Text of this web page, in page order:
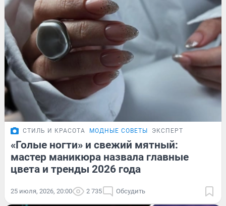
СТИЛЬ И КРАСОТА МОДНЫЕ СОВЕТЫ ЭКСПЕРТ
«Голые ногти» и свежий мятный:
мастер маникюра назвала главные
цвета и тренды 2026 года
25 июля, 2026, 20:00 2 735 Обсудить